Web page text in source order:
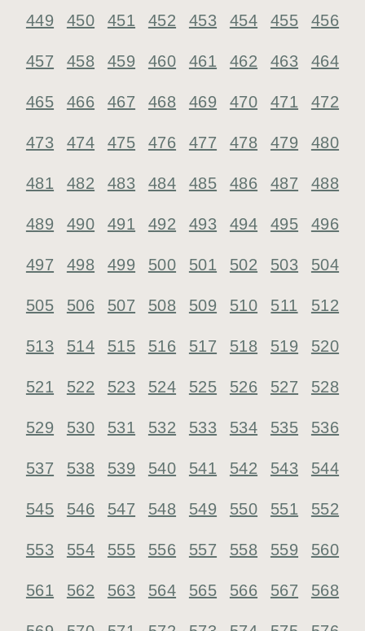
449 450 451 452 453 454 455 456
457 458 459 460 461 462 463 464
465 466 467 468 469 470 471 472
473 474 475 476 477 478 479 480
481 482 483 484 485 486 487 488
489 490 491 492 493 494 495 496
497 498 499 500 501 502 503 504
505 506 507 508 509 510 511 512
513 514 515 516 517 518 519 520
521 522 523 524 525 526 527 528
529 530 531 532 533 534 535 536
537 538 539 540 541 542 543 544
545 546 547 548 549 550 551 552
553 554 555 556 557 558 559 560
561 562 563 564 565 566 567 568